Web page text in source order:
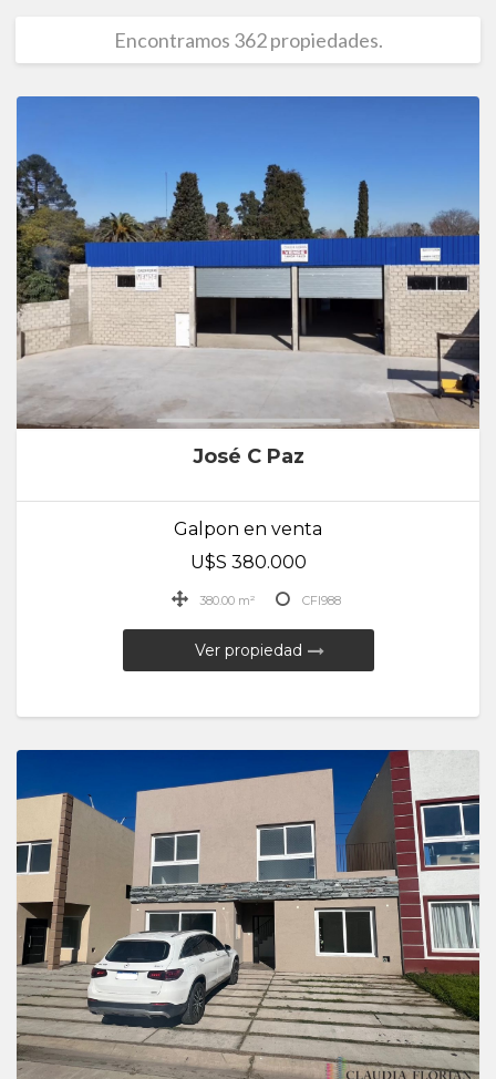
Encontramos 362 propiedades.
José C Paz
Galpon en venta
U$S 380.000
380.00 m² CFI988
Ver propiedad